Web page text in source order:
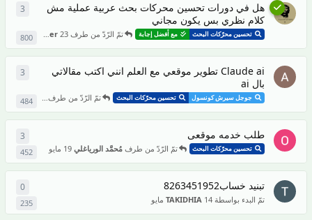
هل في دورات تحسين محركات بحث عربية عملية مش
كلام نظري بس يكون مجاني
تحسين محرّكات البحث مع أفضل إجابة تمّ الرّدّ من طرف omarelshaer 23 مايو 800
3
Claude ai تطوير موقعي مع العلم انني اكتب مقالاتي
بال ai
جوجل سيرش كونسول تحسين محرّكات البحث تمّ الرّدّ من طرف 19 مايو 484
3
طلب خدمه موقعى
تحسين محرّكات البحث تمّ الرّدّ من طرفمُحمَّد الورياغلي 19 مايو 452
3
تبنيد خساب8263451952
تمّ البدء بواسطة TAKIDHIA 14 مايو 235
0